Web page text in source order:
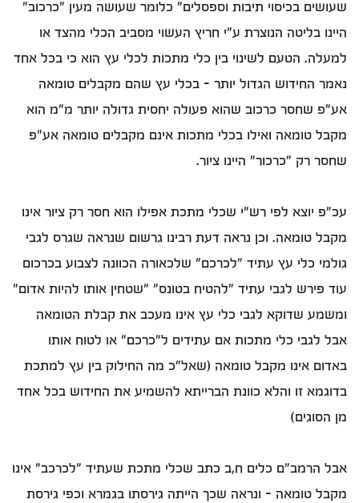
שעושים בכיסוי תיבות וספסלים" כלומר שעושה מעין "כרכוב"
היינו בליטה הנוצרת ע"י חריץ העשוי מסביב הכלי מהצד או
למעלה. הטעם לשינוי בין כלי מתכות לכלי עץ הוא כי בכל אחד
נאמר החידוש הגדול יותר – בכלי עץ שהם מקבלים טומאה
אע"פ שחסר כרכוב שהוא פעולה יחסית גדולה יותר מ"מ הוא
מקבל טומאה ואילו בכלי מתכות אינם מקבלים טומאה אע"פ
שחסר רק "כרכור" היינו ציור.
עכ"פ יוצא לפי רש"י שכלי מתכת אפילו הוא חסר רק ציור אינו
מקבל טומאה. וכן נראה דעת רבינו גרשום שנראה שגרס לגבי
גולמי כלי עץ עתיד "לכרכם" שלכאורה הכוונה לצבוע בכרכום
עוד פירש לגבי עתיד "להטיח בטונס" "שטחין אותו להיות אדום"
ומשמע שדוקא לגבי כלי עץ אינו מעכב את קבלת הטומאה
אבל לגבי כלי מתכות אם עתידים ל"כרכם" או לטוח אותו
באדום אינו מקבל טומאה (שאל"כ מה החילוק בין עץ למתכת
בדוגמא זו והלא כוונת הברייתא להשמיע את החידוש בכל אחד
מן הסוגים)
אבל הרמב"ם כלים ח,ב כתב שכלי מתכת שעתיד "לכרכב" אינו
מקבל טומאה – ונראה שכך הייתה גירסתו בגמרא וכפי גירסת